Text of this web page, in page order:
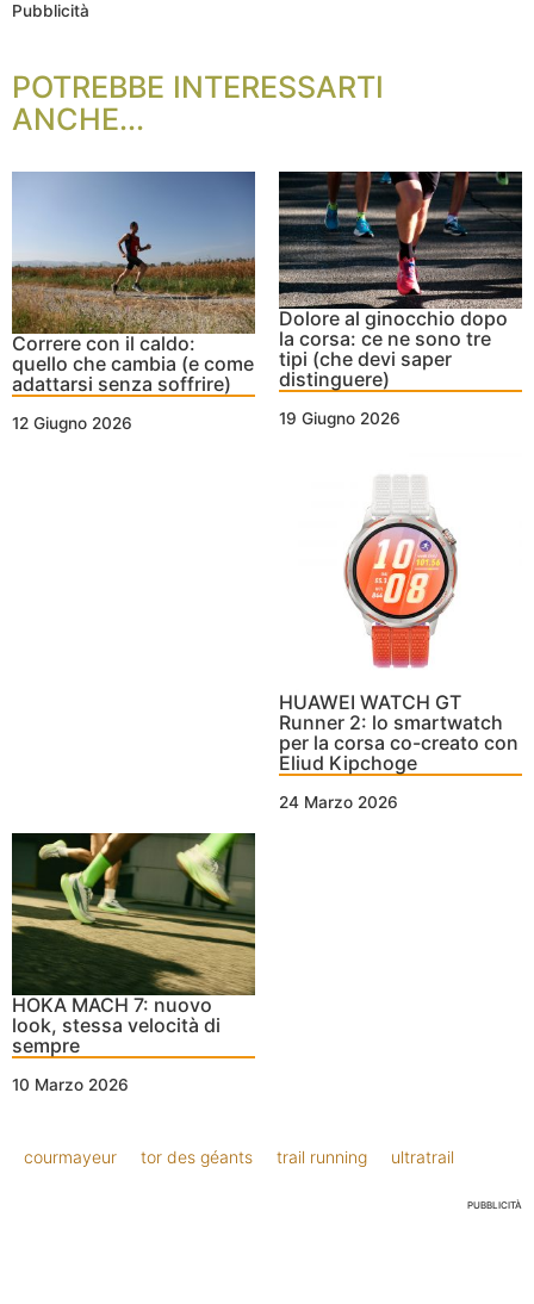
Pubblicità
POTREBBE INTERESSARTI
ANCHE...
Correre con il caldo:
quello che cambia (e come
adattarsi senza soffrire)
12 Giugno 2026
Dolore al ginocchio dopo
la corsa: ce ne sono tre
tipi (che devi saper
distinguere)
19 Giugno 2026
HUAWEI WATCH GT
Runner 2: lo smartwatch
per la corsa co-creato con
Eliud Kipchoge
24 Marzo 2026
HOKA MACH 7: nuovo
look, stessa velocità di
sempre
10 Marzo 2026
courmayeur tor des géants trail running ultratrail
PUBBLICITÀ